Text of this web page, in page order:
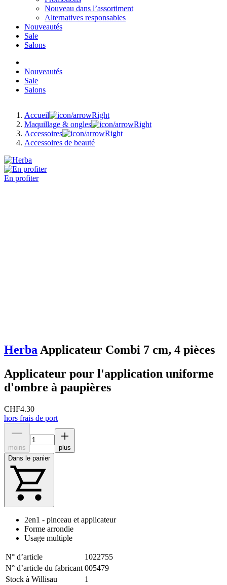
Nouveau dans l’assortiment
Alternatives responsables
Nouveautés
Sale
Salons
Nouveautés
Sale
Salons
Accueil
Maquillage & ongles
Accessoires
Accessoires de beauté
En profiter
Herba Applicateur Combi 7 cm, 4 pièces
Applicateur pour l'application uniforme
d'ombre à paupières
CHF4.30
hors frais de port
moins
plus
Dans le panier
2en1 - pinceau et applicateur
Forme arrondie
Usage multiple
N° d’article
1022755
N° d’article du fabricant 005479
Stock à Willisau
1